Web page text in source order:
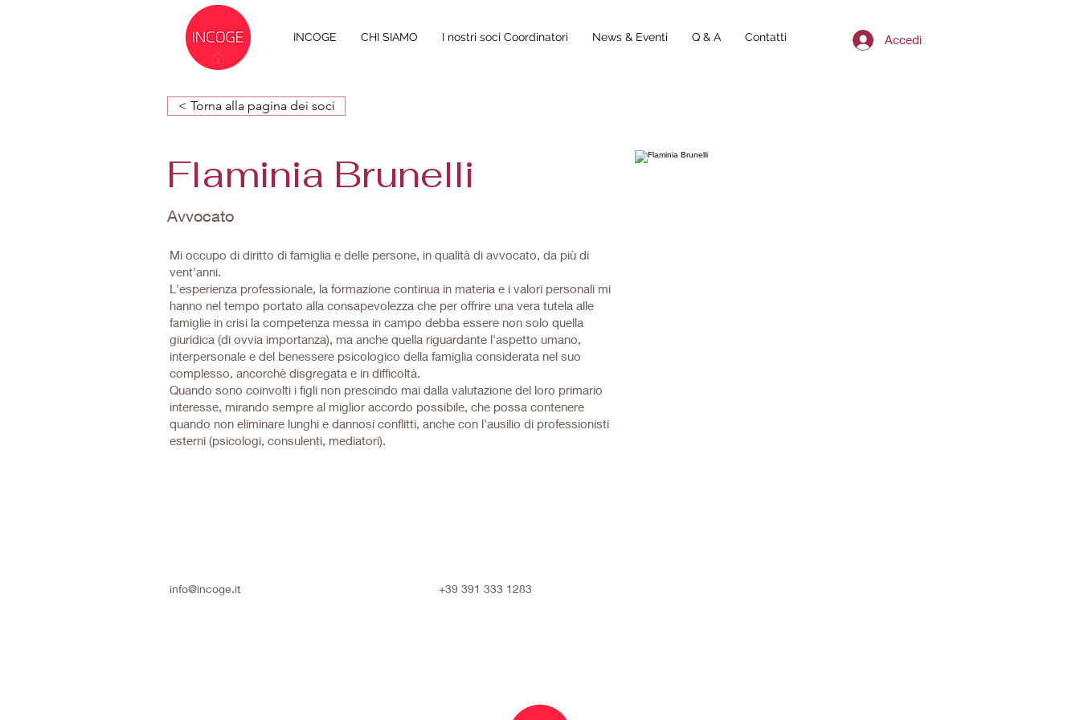
INCOGE CHI SIAMO I nostri soci Coordinatori News & Eventi Q & A Contatti Accedi
< Torna alla pagina dei soci
Flaminia Brunelli
Avvocato
Mi occupo di diritto di famiglia e delle persone, in qualità di avvocato, da più di
vent'anni.
L'esperienza professionale, la formazione continua in materia e i valori personali mi
hanno nel tempo portato alla consapevolezza che per offrire una vera tutela alle
famiglie in crisi la competenza messa in campo debba essere non solo quella
giuridica (di ovvia importanza), ma anche quella riguardante l'aspetto umano,
interpersonale e del benessere psicologico della famiglia considerata nel suo
complesso, ancorchè disgregata e in difficoltà.
Quando sono coinvolti i figli non prescindo mai dalla valutazione del loro primario
interesse, mirando sempre al miglior accordo possibile, che possa contenere
quando non eliminare lunghi e dannosi conflitti, anche con l'ausilio di professionisti
esterni (psicologi, consulenti, mediatori).
info@incoge.it +39 391 333 1283